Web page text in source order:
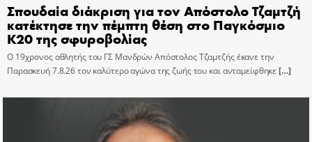
Σπουδαία διάκριση για τον Απόστολο Τζαμτζή
κατέκτησε την πέμπτη θέση στο Παγκόσμιο
Κ20 της σφυροβολίας
Ο 19χρονος αθλητής του ΓΣ Μανδρών Απόστολος Τζαμτζής έκανε την
Παρασκευή 7.8.26 τον καλύτερο αγώνα της ζωής του και ανταμείφθηκε[…]